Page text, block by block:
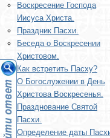
Воскреcение Господа
Иисуса Христа.
Праздник Пасхи.
Беседа о Воскресении
Христовом.
Как встретить Пасху?
О Богослужении в День
Христова Воскресенья.
Празднование Святой
Пасхи.
Определение даты